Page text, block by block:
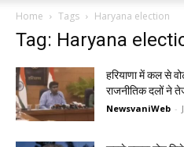
Home Tags Haryana election
Tag: Haryana
हरियाणा में कल से
राजनीतिक दलों ने
NewsvaniWeb -